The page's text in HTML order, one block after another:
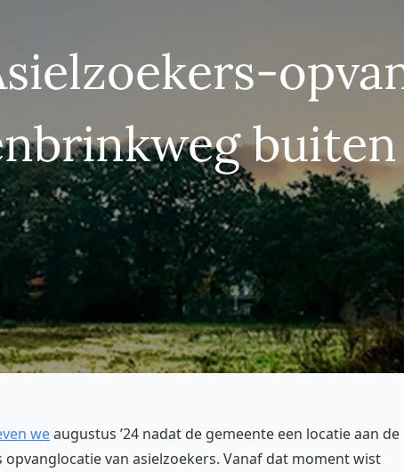
weaugustus ’24 nadat de gemeente een locatie aan de
van asielzoekers. Vanaf dat moment wist